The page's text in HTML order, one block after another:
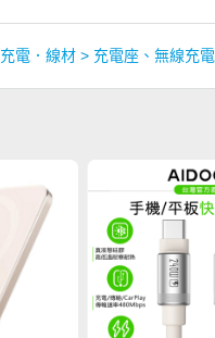
充電．線材 > 充電座、無線充電